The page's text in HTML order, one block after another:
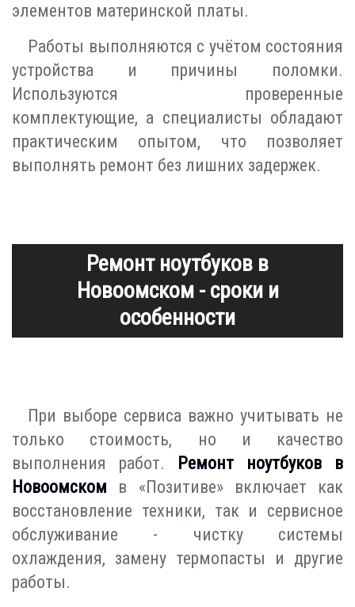
элементов материнской платы.
Работы выполняются с учётом состояния
устройства и причины поломки.
Используются проверенные
комплектующие, а специалисты обладают
практическим опытом, что позволяет
выполнять ремонт без лишних задержек.
Ремонт ноутбуков в
Новоомском - сроки и
особенности
При выборе сервиса важно учитывать не
только стоимость, но и качество
выполнения работ.
Ремонт ноутбуков в
Новоомском в «Позитиве» включает как
восстановление техники, так и сервисное
обслуживание - чистку системы
охлаждения, замену термопасты и другие
работы.